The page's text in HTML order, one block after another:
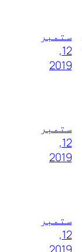
ستمبر
12,
2019
ستمبر
12,
2019
ستمبر
12,